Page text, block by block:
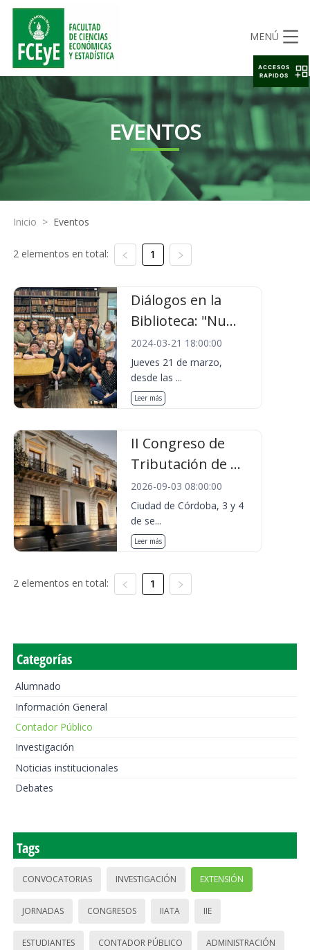
MENÚ
EVENTOS
Inicio > Eventos
2 elementos en total: 1
Diálogos en la
Biblioteca: "Nu...
2024-03-21 18:00:00
Jueves 21 de marzo,
desde las ...
Leer más
II Congreso de
Tributación de ...
2026-09-03 08:00:00
Ciudad de Córdoba, 3 y 4
de se...
Leer más
2 elementos en total: 1
Categorías
Alumnado
Información General
Contador Público
Investigación
Noticias institucionales
Debates
Tags
CONVOCATORIAS INVESTIGACIÓN EXTENSIÓN
JORNADAS CONGRESOS IIATA IIE
ESTUDIANTES CONTADOR PÚBLICO ADMINISTRACIÓN
ACCESOS
RAPIDOS